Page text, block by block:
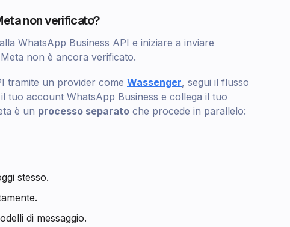
non verificato?
WhatsApp Business API e iniziare a inviare
non è ancora verificato.
tramite un provider come Wassenger, segui il flusso
tuo account WhatsApp Business e collega il tuo
è un processo separato che procede in parallelo:
stesso.
di messaggio.